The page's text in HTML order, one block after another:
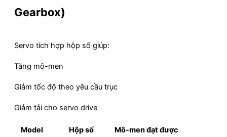
Gearbox)
Servo tích hợp hộp số giúp:
Tăng mô-men
Giảm tốc độ theo yêu cầu trục
Giảm tải cho servo drive
Model Hộp số Mô-men đạt được